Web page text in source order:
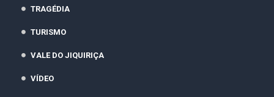
TRAGÉDIA
TURISMO
VALE DO JIQUIRIÇA
VÍDEO